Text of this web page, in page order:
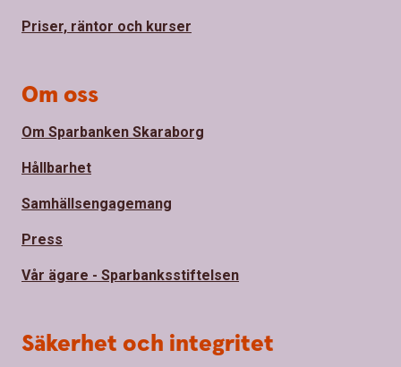
Priser, räntor och kurser
Om oss
Om Sparbanken Skaraborg
Hållbarhet
Samhällsengagemang
Press
Vår ägare - Sparbanksstiftelsen
Säkerhet och integritet